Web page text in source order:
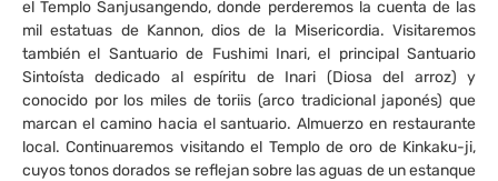
el Templo Sanjusangendo, donde perderemos la cuenta de las
mil estatuas de Kannon, dios de la Misericordia. Visitaremos
también el Santuario de Fushimi Inari, el principal Santuario
Sintoísta dedicado al espíritu de Inari (Diosa del arroz) y
conocido por los miles de toriis (arco tradicional japonés) que
marcan el camino hacia el santuario. Almuerzo en restaurante
local. Continuaremos visitando el Templo de oro de Kinkaku-ji,
cuyos tonos dorados se reflejan sobre las aguas de un estanque